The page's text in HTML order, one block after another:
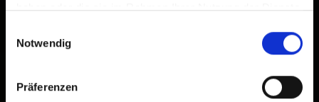
haben oder die sie im Rahmen Ihrer Nutzung der Dienste
Notwendig
Präferenzen